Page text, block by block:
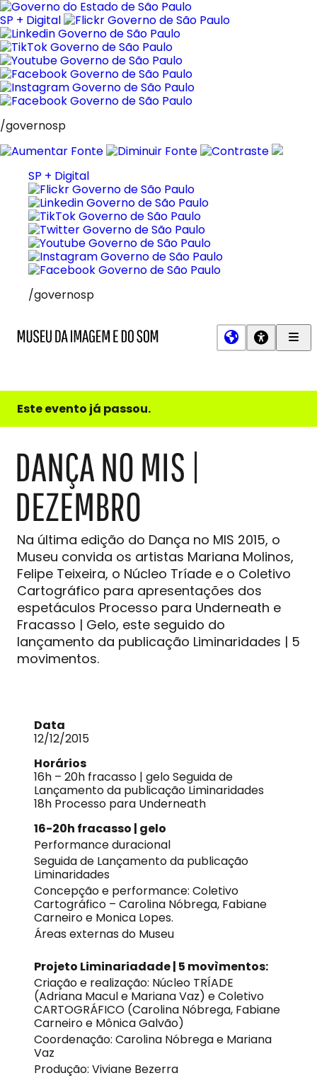
Pular
para
o
conteúdo
SP + Digital
/governosp
SP + Digital
/governosp
e
do
Este evento já passou.
DANÇA NO MIS |
DEZEMBRO
Na última edição do Dança no MIS 2015, o
Museu convida os artistas Mariana Molinos,
Felipe Teixeira, o Núcleo Tríade e o Coletivo
Cartográfico para apresentações dos
espetáculos Processo para Underneath e
Fracasso | Gelo, este seguido do
lançamento da publicação Liminaridades | 5
movimentos.
Data
12/12/2015
Horários
16h – 20h fracasso | gelo Seguida de
Lançamento da publicação Liminaridades
18h Processo para Underneath
16-20h fracasso | gelo
Performance duracional
Seguida de Lançamento da publicação
Liminaridades
Concepção e performance: Coletivo
Cartográfico – Carolina Nóbrega, Fabiane
Carneiro e Monica Lopes.
Áreas externas do Museu
Projeto Liminariadade | 5 movìmentos:
Criação e realização: Núcleo TRÍADE
(Adriana Macul e Mariana Vaz) e Coletivo
CARTOGRÁFICO (Carolina Nóbrega, Fabiane
Carneiro e Mônica Galvão)
Coordenação: Carolina Nóbrega e Mariana
Vaz
Produção: Viviane Bezerra